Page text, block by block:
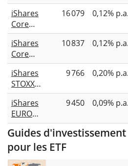
Stoxx
Europe
600
UCITS
ETF Acc
iShares
Core
MSCI
Europe
UCITS
ETF EUR
(Acc)
16 079 0,12% p.a.
iShares
Core
MSCI
Europe
UCITS
ETF EUR
(Dist)
10 837 0,12% p.a.
iShares
STOXX
Europe
600
UCITS
ETF (DE)
9 766 0,20% p.a.
iShares
EURO
STOXX
50 UCITS
ETF (DE)
9 450 0,09% p.a.
Guides
pour les ETF